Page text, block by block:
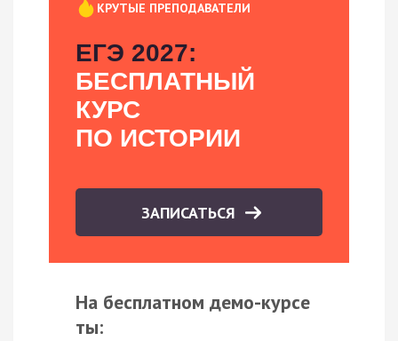
КРУТЫЕ ПРЕПОДАВАТЕЛИ
ЕГЭ 2027:
БЕСПЛАТНЫЙ
КУРС
ПО ИСТОРИИ
ЗАПИСАТЬСЯ
На бесплатном демо-курсе
ты: